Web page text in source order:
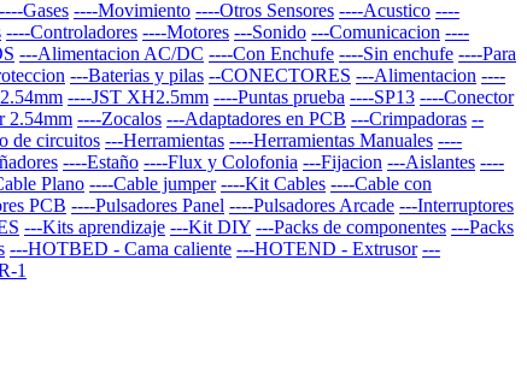
----Gases ----Movimiento ----Otros Sensores ----Acustico ----
----Controladores ----Motores ---Sonido ---Comunicacion ----
---Alimentacion AC/DC ----Con Enchufe ----Sin enchufe ----Para
---Baterias y pilas --CONECTORES ---Alimentacion ----
----JST XH2.5mm ----Puntas prueba ----SP13 ----Conector
2.54mm ----Zocalos ---Adaptadores en PCB ---Crimpadoras --
de circuitos ---Herramientas ----Herramientas Manuales ----
----Estaño ----Flux y Colofonia ---Fijacion ---Aislantes ----
Plano ----Cable jumper ----Kit Cables ----Cable con
PCB ----Pulsadores Panel ----Pulsadores Arcade ---Interruptores
---Kits aprendizaje ---Kit DIY ---Packs de componentes ---Packs
---HOTBED - Cama caliente ---HOTEND - Extrusor ---
1